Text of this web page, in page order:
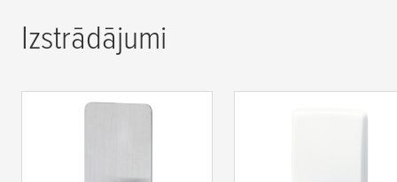
Izstrādājumi